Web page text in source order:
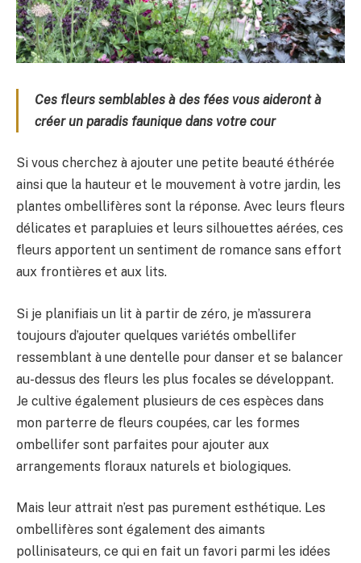
Ces fleurs semblables à des fées vous aideront à
créer un paradis faunique dans votre cour
Si vous cherchez à ajouter une petite beauté éthérée
ainsi que la hauteur et le mouvement à votre jardin, les
plantes ombellifères sont la réponse. Avec leurs fleurs
délicates et parapluies et leurs silhouettes aérées, ces
fleurs apportent un sentiment de romance sans effort
aux frontières et aux lits.
Si je planifiais un lit à partir de zéro, je m’assurera
toujours d’ajouter quelques variétés ombellifer
ressemblant à une dentelle pour danser et se balancer
au-dessus des fleurs les plus focales se développant.
Je cultive également plusieurs de ces espèces dans
mon parterre de fleurs coupées, car les formes
ombellifer sont parfaites pour ajouter aux
arrangements floraux naturels et biologiques.
Mais leur attrait n’est pas purement esthétique. Les
ombellifères sont également des aimants
pollinisateurs, ce qui en fait un favori parmi les idées